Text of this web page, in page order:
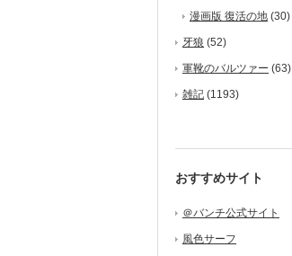
漫画版 復活の地 (30)
牙狼 (52)
軍靴のバルツァー (63)
雑記 (1193)
おすすめサイト
＠バンチ公式サイト
風色サーフ